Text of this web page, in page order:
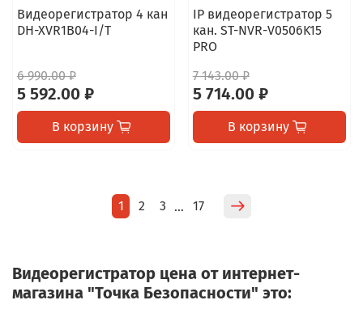
Видеорегистратор 4 кан
DH-XVR1B04-I/T
6 990.00 ₽
5 592.00 ₽
В корзину
IP видеорегистратор 5
кан. ST-NVR-V0506K15
PRO
7 143.00 ₽
5 714.00 ₽
В корзину
1 2 3 … 17
Видеорегистратор цена от интернет-
магазина "Точка Безопасности" это: